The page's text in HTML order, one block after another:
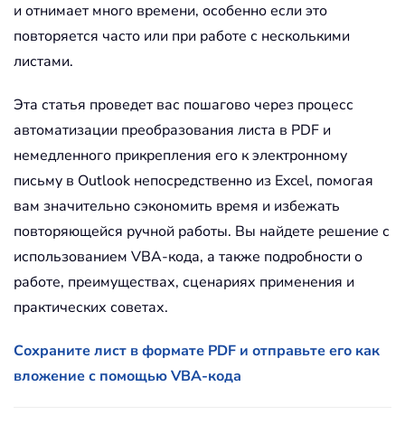
и отнимает много времени, особенно если это
повторяется часто или при работе с несколькими
листами.
Эта статья проведет вас пошагово через процесс
автоматизации преобразования листа в PDF и
немедленного прикрепления его к электронному
письму в Outlook непосредственно из Excel, помогая
вам значительно сэкономить время и избежать
повторяющейся ручной работы. Вы найдете решение с
использованием VBA-кода, а также подробности о
работе, преимуществах, сценариях применения и
практических советах.
Сохраните лист в формате PDF и отправьте его как
вложение с помощью VBA-кода